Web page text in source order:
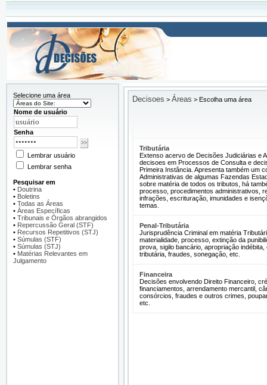
Selecione uma área
Nome de usuário
Senha
Lembrar usuário
Lembrar senha
Pesquisar em
• Doutrina
• Boletins
• Todas as Áreas
• Áreas Específicas
• Tribunais e Órgãos abrangidos
• Repercussão Geral (STF)
• Recursos Repetitivos (STJ)
• Súmulas (STF)
• Súmulas (STJ)
• Matérias Relevantes em
Julgamento
Decisoes > Áreas > Escolha uma área
Tributária
Extenso acervo de Decisões Judiciárias e
decisoes em Processos de Consulta e
Primeira Instância. Apresenta também um
Administrativas de algumas Fazendas
sobre matéria de todos os tributos, há
processo, procedimentos administrativos,
infrações, escrituração, imunidades e
temas.
Penal-Tributária
Jurisprudência Criminal em matéria
materialidade, processo, extinção da
prova, sigilo bancário, apropriação
tributária, fraudes, sonegação, etc.
Financeira
Decisões envolvendo Direito Financeiro,
financiamentos, arrendamento mercantil,
consórcios, fraudes e outros crimes,
etc.